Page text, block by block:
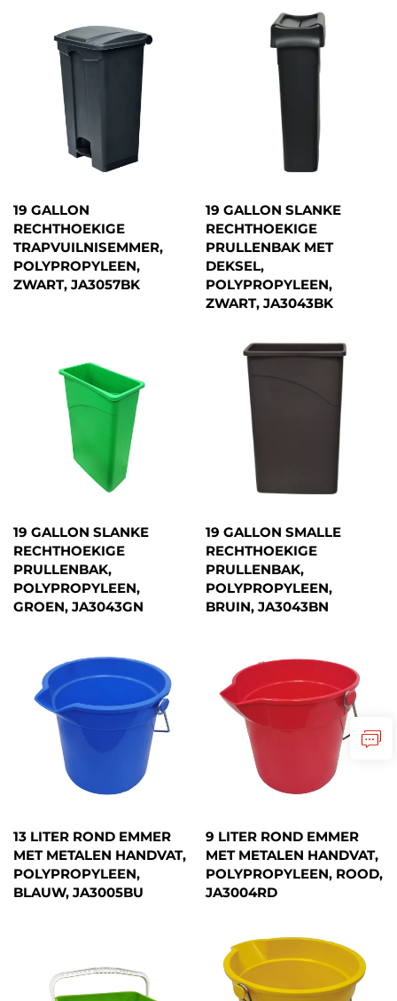
19 GALLON
RECHTHOEKIGE
TRAPVUILNISEMMER,
POLYPROPYLEEN,
ZWART, JA3057BK
19 GALLON SLANKE
RECHTHOEKIGE
PRULLENBAK MET
DEKSEL,
POLYPROPYLEEN,
ZWART, JA3043BK
19 GALLON SLANKE
RECHTHOEKIGE
PRULLENBAK,
POLYPROPYLEEN,
GROEN, JA3043GN
19 GALLON SMALLE
RECHTHOEKIGE
PRULLENBAK,
POLYPROPYLEEN,
BRUIN, JA3043BN
13 LITER ROND EMMER
MET METALEN HANDVAT,
POLYPROPYLEEN,
BLAUW, JA3005BU
9 LITER ROND EMMER
MET METALEN HANDVAT,
POLYPROPYLEEN, ROOD,
JA3004RD